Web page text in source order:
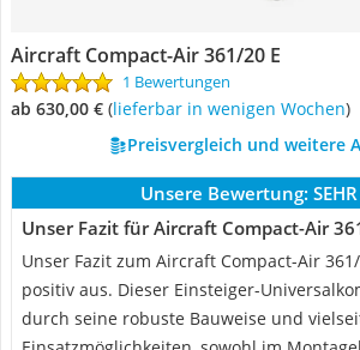
Aircraft Compact-Air 361/20 E
1 Bewertungen
ab 630,00 € ( Lieferbar in wenigen Wochen)
Preisvergleich und weitere
Unsere Bewertung:
Unser Fazit für Aircraft Compact-Air
Unser Fazit zum Aircraft Compact-Air
positiv aus. Dieser Einsteiger-
durch seine robuste Bauweise und